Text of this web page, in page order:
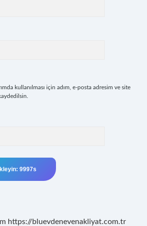
kullanılması için adım, e-posta adresim ve site
https://bluevdenevenakliyat.com.tr